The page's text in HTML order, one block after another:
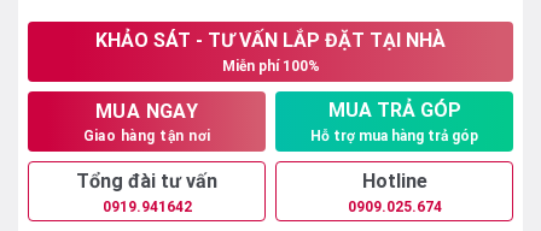
6.430.000₫.KHẢO SÁT - TƯ VẤN LẮP ĐẶT TẠI NHÀ
Miễn phí 100%
MUA NGAY
Giao hàng tận nơi
MUA TRẢ GÓP
Hỗ trợ mua hàng trả góp
Tổng đài tư vấn
0919.941642
Hotline
0909.025.674